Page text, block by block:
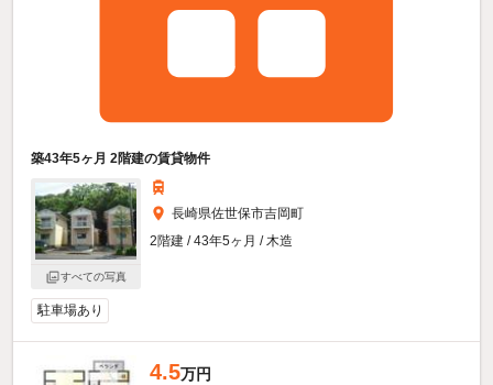
築43年5ヶ月 2階建の賃貸物件
すべての写真
長崎県佐世保市吉岡町
2階建 / 43年5ヶ月 / 木造
駐車場あり
4.5万円